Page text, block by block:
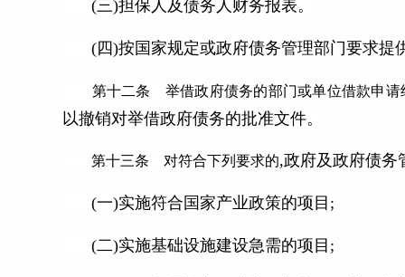
(三)担保人及债务人财务报表。
(四)按国家规定或政府债务管理部门要求提
第十二条 举借政府债务的部门或单位借款申请
以撤销对举借政府债务的批准文件。
第十三条 对符合下列要求的,政府及政府债务
(一)实施符合国家产业政策的项目;
(二)实施基础设施建设急需的项目;